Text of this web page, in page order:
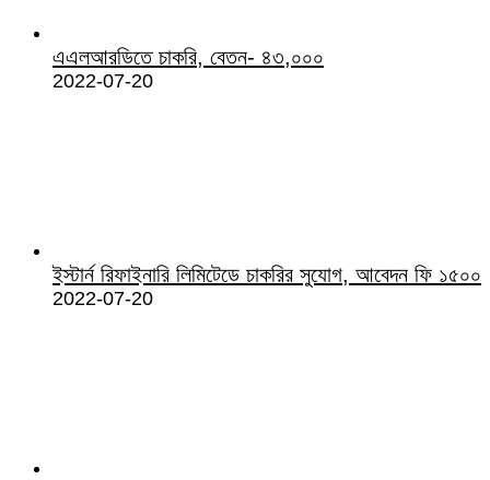
এএলআরডিতে চাকরি, বেতন- ৪৩,০০০
2022-07-20
ইস্টার্ন রিফাইনারি লিমিটেডে চাকরির সুযোগ, আবেদন ফি ১৫০০
2022-07-20